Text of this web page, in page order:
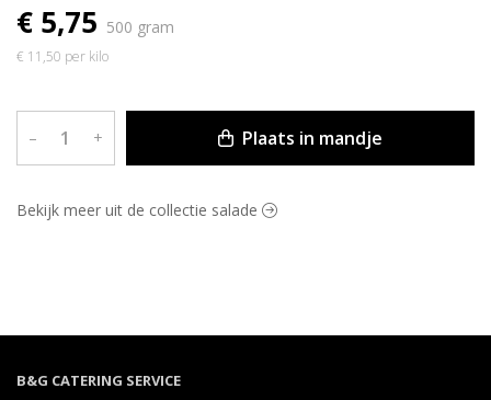
€ 5,75 500 gram
€ 11,50 per kilo
– + Plaats in mandje
Bekijk meer uit de collectie salade
B&G CATERING SERVICE